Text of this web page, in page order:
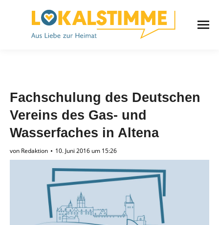
Fachschulung des Deutschen
Vereins des Gas- und
Wasserfaches in Altena
von Redaktion 10. Juni 2016 um 15:26